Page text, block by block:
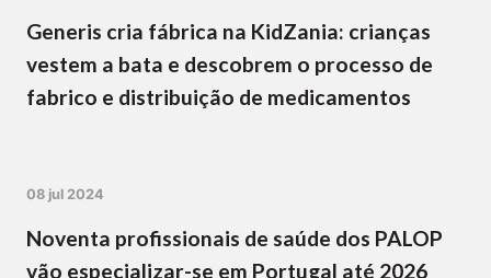
Generis cria fábrica na KidZania: crianças
vestem a bata e descobrem o processo de
fabrico e distribuição de medicamentos
08 jul 2024
Noventa profissionais de saúde dos PALOP
vão especializar-se em Portugal até 2026